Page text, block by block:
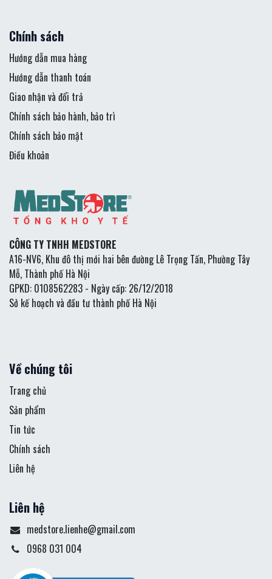
Chính sách
Hướng dẫn mua hàng
Hướng dẫn thanh toán
Giao nhận và đổi trả
Chính sách bảo hành, bảo trì
Chính sách bảo mật
Điều khoản
CÔNG TY TNHH MEDSTORE
A16-NV6, Khu đô thị mới hai bên đường Lê Trọng Tấn, Phường Tây
Mỗ, Thành phố Hà Nội
GPKD: 0108562283 - Ngày cấp: 26/12/2018
Sở kế hoạch và đầu tư thành phố Hà Nội
Về chúng tôi
Trang chủ
Sản phẩm
Tin tức
Chính sách
Liên hệ
Liên hệ
medstore.lienhe@gmail.com
0968 031 004